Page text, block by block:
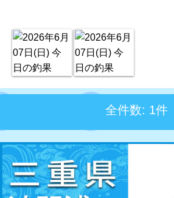
全件数: 1件